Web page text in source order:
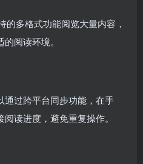
的多格式功能阅览大量内容，
阅读环境。
通过跨平台同步功能，在手
读进度，避免重复操作。